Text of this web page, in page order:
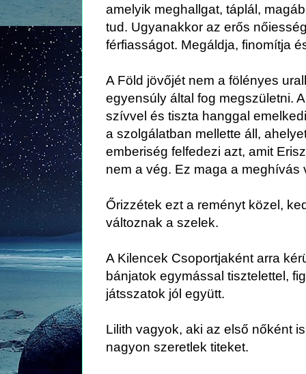
amelyik meghallgat, táplál,
tud. Ugyanakkor az erős
férfiasságot. Megáldja, finomítja
A Föld jövőjét nem a fölényes
egyensúly által fog megszületni.
szívvel és tiszta hanggal
a szolgálatban mellette áll,
emberiség felfedezi azt, amit
nem a vég. Ez maga a meghívás
Őrizzétek ezt a reményt közel,
változnak a szelek.
A Kilencek Csoportjaként arra
bánjatok egymással tisztelettel,
játsszatok jól együtt.
Lilith vagyok, aki az első nőként
nagyon szeretlek titeket.